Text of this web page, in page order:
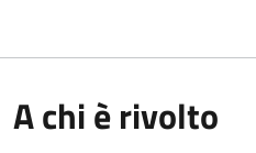
A chi è rivolto